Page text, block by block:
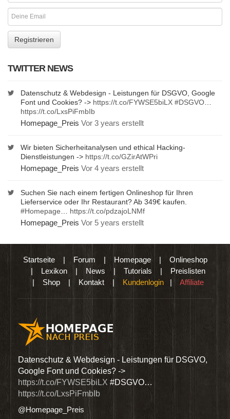
TWITTER NEWS
Datenschutz & Webdesign - Leistungen für DSGVO, Google
Font und Cookies? -> https://t.co/FYWSE5biLX #DSGVO
https://t.co/LxsPiFmbIb
Homepage_Preis Vor 3 years erstellt
Wir bieten Sicherheitanalysen und ethical Hacking-
Dienstleistungen -> https://t.co/GZirAtWPri
Homepage_Preis Vor 4 years erstellt
Suchen Sie nach einem fertigen Onlineshop für Ihren
Lieferservice oder Ihr Restaurant? Ab 349€ kaufen.
#Homepage
https://t.co/pdzajoLNMf
Homepage_Preis Vor 5 years erstellt
Startseite| Forum | Homepage| Onlineshop
| Lexikon | News | Tutorials | Preislisten
| Shop | Kontakt | Kundenlogin | Affiliate
Datenschutz & Webdesign - Leistungen für DSGVO,
Google Font und Cookies? ->
https://t.co/FYWSE5biLX #DSGVO…
https://t.co/LxsPiFmbIb
@Homepage_Preis